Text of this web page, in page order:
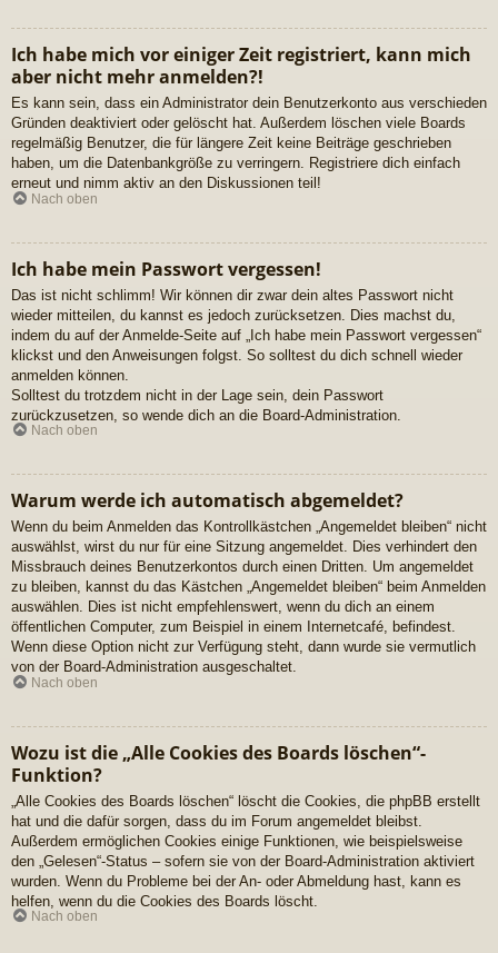
Ich habe mich vor einiger Zeit registriert, kann mich
aber nicht mehr anmelden?!
Es kann sein, dass ein Administrator dein Benutzerkonto aus verschieden
Gründen deaktiviert oder gelöscht hat. Außerdem löschen viele Boards
regelmäßig Benutzer, die für längere Zeit keine Beiträge geschrieben
haben, um die Datenbankgröße zu verringern. Registriere dich einfach
erneut und nimm aktiv an den Diskussionen teil!
Nach oben
Ich habe mein Passwort vergessen!
Das ist nicht schlimm! Wir können dir zwar dein altes Passwort nicht
wieder mitteilen, du kannst es jedoch zurücksetzen. Dies machst du,
indem du auf der Anmelde-Seite auf „Ich habe mein Passwort vergessen“
klickst und den Anweisungen folgst. So solltest du dich schnell wieder
anmelden können.
Solltest du trotzdem nicht in der Lage sein, dein Passwort
zurückzusetzen, so wende dich an die Board-Administration.
Nach oben
Warum werde ich automatisch abgemeldet?
Wenn du beim Anmelden das Kontrollkästchen „Angemeldet bleiben“ nicht
auswählst, wirst du nur für eine Sitzung angemeldet. Dies verhindert den
Missbrauch deines Benutzerkontos durch einen Dritten. Um angemeldet
zu bleiben, kannst du das Kästchen „Angemeldet bleiben“ beim Anmelden
auswählen. Dies ist nicht empfehlenswert, wenn du dich an einem
öffentlichen Computer, zum Beispiel in einem Internetcafé, befindest.
Wenn diese Option nicht zur Verfügung steht, dann wurde sie vermutlich
von der Board-Administration ausgeschaltet.
Nach oben
Wozu ist die „Alle Cookies des Boards löschen“-
Funktion?
„Alle Cookies des Boards löschen“ löscht die Cookies, die phpBB erstellt
hat und die dafür sorgen, dass du im Forum angemeldet bleibst.
Außerdem ermöglichen Cookies einige Funktionen, wie beispielsweise
den „Gelesen“-Status – sofern sie von der Board-Administration aktiviert
wurden. Wenn du Probleme bei der An- oder Abmeldung hast, kann es
helfen, wenn du die Cookies des Boards löscht.
Nach oben